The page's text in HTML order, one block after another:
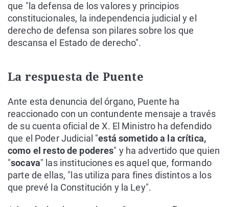
que "la defensa de los valores y principios
constitucionales, la independencia judicial y el
derecho de defensa son pilares sobre los que
descansa el Estado de derecho".
La respuesta de Puente
Ante esta denuncia del órgano, Puente ha
reaccionado con un contundente mensaje a través
de su cuenta oficial de X. El Ministro ha defendido
que el Poder Judicial "está sometido a la crítica,
como el resto de poderes" y ha advertido que quien
"socava" las instituciones es aquel que, formando
parte de ellas, "las utiliza para fines distintos a los
que prevé la Constitución y la Ley".